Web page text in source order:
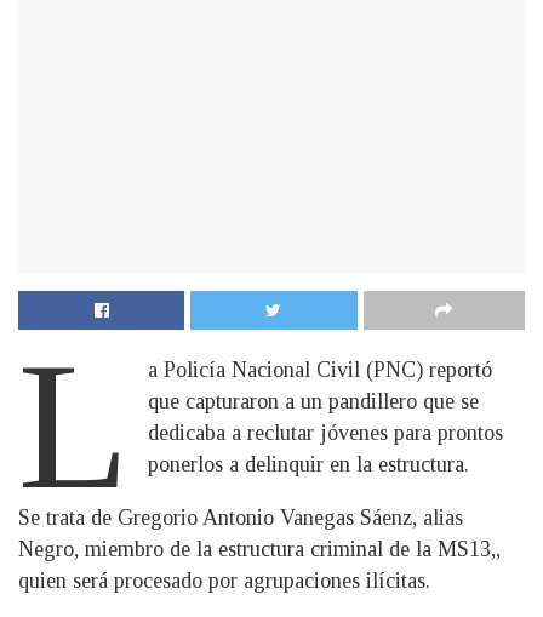
L
a Policía Nacional Civil (PNC) reportó
que capturaron a un pandillero que se
dedicaba a reclutar jóvenes para prontos
ponerlos a delinquir en la estructura.
Se trata de Gregorio Antonio Vanegas Sáenz, alias
Negro, miembro de la estructura criminal de la MS13,,
quien será procesado por agrupaciones ilícitas.